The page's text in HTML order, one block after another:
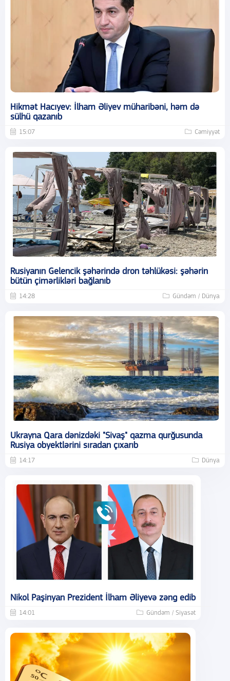
Hikmət Hacıyev: İlham Əliyev müharibəni, həm də
sülhü qazanıb
15:07 Cəmiyyət
Rusiyanın Gelencik şəhərində dron təhlükəsi: şəhərin
bütün çimərlikləri bağlanıb
14:28 Gündəm / Dünya
Ukrayna Qara dənizdəki "Sivaş" qazma qurğusunda
Rusiya obyektlərini sıradan çıxarıb
14:17 Dünya
Nikol Paşinyan Prezident İlham Əliyevə zəng edib
14:01 Gündəm / Siyasət